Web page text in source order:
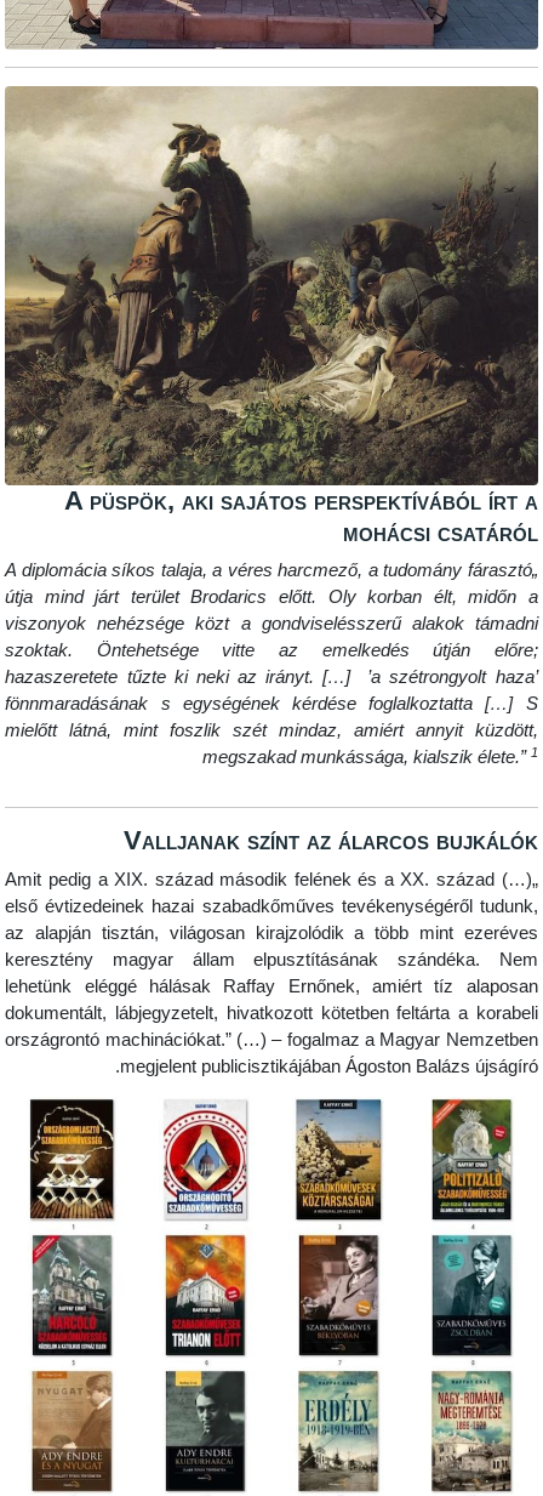
A püspök, aki sajátos
„A diplomácia síkos talaja, a véres harcmező, a
útja mind járt terület Brodarics előtt. Oly korban
viszonyok nehézsége közt a gondviselésszerű
szoktak. Öntehetsége vitte az emelkedés
hazaszeretete tűzte ki neki az irányt. […] ’a
fönnmaradásának s egységének kérdése
mielőtt látná, mint foszlik szét mindaz, amiért
megszakad munkássága,
Valljanak színt az álarcos
„(…) Amit pedig a XIX. század második felének és a XX.
első évtizedeinek hazai szabadkőműves
az alapján tisztán, világosan kirajzolódik a több
keresztény magyar állam elpusztításának
lehetünk eléggé hálásak Raffay Ernőnek, amiért
dokumentált, lábjegyzetelt, hivatkozott kötetben
országrontó machinációkat.” (…) – fogalmaz a Magyar
megjelent publicisztikájában Ágoston